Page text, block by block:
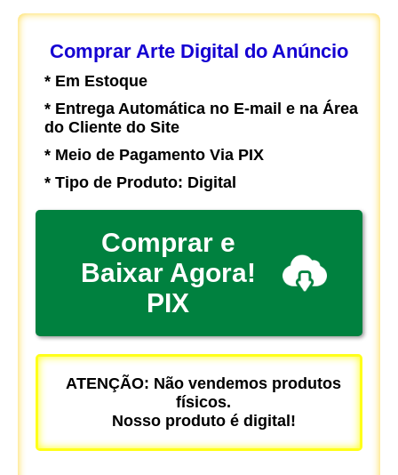
Comprar Arte Digital do Anúncio
* Em Estoque
* Entrega Automática no E-mail e na Área
do Cliente do Site
* Meio de Pagamento Via PIX
* Tipo de Produto: Digital
Comprar e
Baixar Agora!
PIX
ATENÇÃO: Não vendemos produtos
físicos.
Nosso produto é digital!